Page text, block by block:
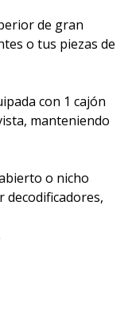
de gran
o tus piezas de
con 1 cajón
manteniendo
o nicho
decodificadores,